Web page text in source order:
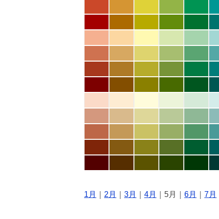
1月 2月 3月 4月 ｜5月｜ 6月 7月